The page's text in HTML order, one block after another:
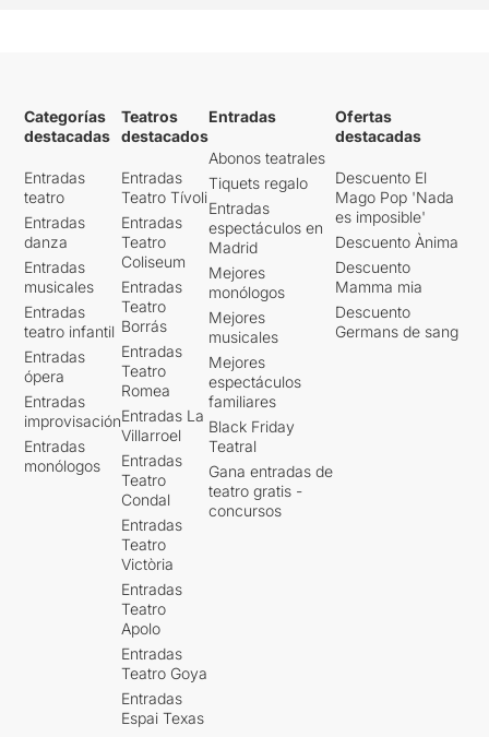
Categorías
destacadas
Entradas
teatro
Entradas
danza
Entradas
musicales
Entradas
teatro infantil
Entradas
ópera
Entradas
improvisación
Entradas
monólogos
Teatros
destacados
Entradas
Teatro Tívoli
Entradas
Teatro
Coliseum
Entradas
Teatro
Borrás
Entradas
Teatro
Romea
Entradas La
Villarroel
Entradas
Teatro
Condal
Entradas
Teatro
Victòria
Entradas
Teatro
Apolo
Entradas
Teatro Goya
Entradas
Espai Texas
Entradas
Abonos teatrales
Tiquets regalo
Entradas
espectáculos en
Madrid
Mejores
monólogos
Mejores
musicales
Mejores
espectáculos
familiares
Black Friday
Teatral
Gana entradas de
teatro gratis -
concursos
Ofertas
destacadas
Descuento El
Mago Pop 'Nada
es imposible'
Descuento Ànima
Descuento
Mamma mia
Descuento
Germans de sang